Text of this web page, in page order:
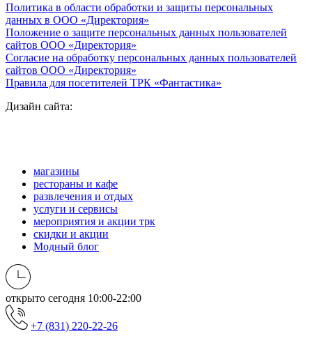
Политика в области обработки и защиты персональных
данных в ООО «Директория»
Положение о защите персональных данных пользователей
сайтов ООО «Директория»
Согласие на обработку персональных данных пользователей
сайтов ООО «Директория»
Правила для посетителей ТРК «Фантастика»
Дизайн сайта:
магазины
рестораны и кафе
развлечения и отдых
услуги и сервисы
мероприятия и акции трк
скидки и акции
Модный блог
открыто сегодня 10:00-22:00
+7 (831) 220-22-26